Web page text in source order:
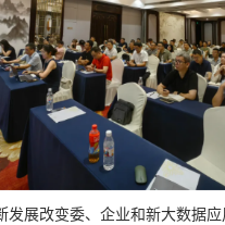
发展改变委、企业和新大数据